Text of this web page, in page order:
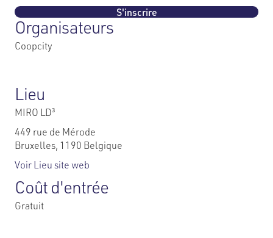
S'inscrire
Organisateurs
Coopcity
Lieu
MIRO LD³
449 rue de Mérode
Bruxelles, 1190 Belgique
Voir Lieu site web
Coût d'entrée
Gratuit